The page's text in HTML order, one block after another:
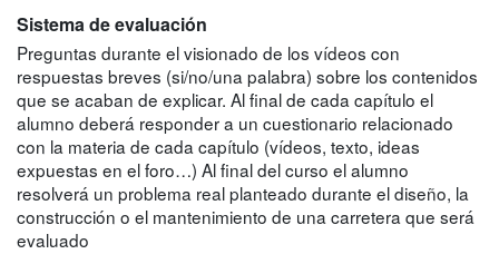
Sistema de evaluación
Preguntas durante el visionado de los vídeos con
respuestas breves (si/no/una palabra) sobre los contenidos
que se acaban de explicar. Al final de cada capítulo el
alumno deberá responder a un cuestionario relacionado
con la materia de cada capítulo (vídeos, texto, ideas
expuestas en el foro…) Al final del curso el alumno
resolverá un problema real planteado durante el diseño, la
construcción o el mantenimiento de una carretera que será
evaluado